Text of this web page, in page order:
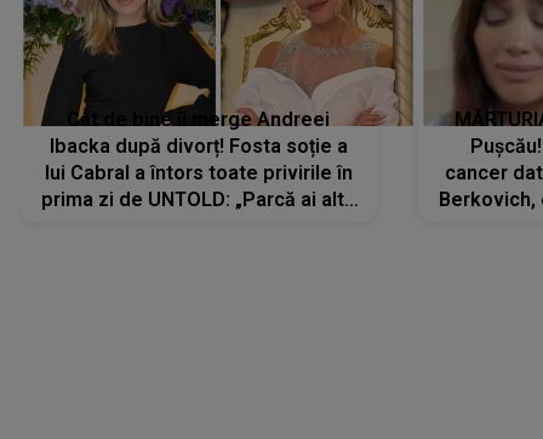
Cât de bine îi merge Andreei
Ibacka după divorț! Fosta soție a
lui Cabral a întors toate privirile în
prima zi de UNTOLD: „Parcă ai altă
cancer
Berkovich,